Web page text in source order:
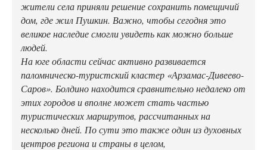
жители села приняли решение сохранить помещичий
дом, где жил Пушкин. Важно, чтобы сегодня это
великое наследие смогли увидеть как можно больше
людей.
На юге области сейчас активно развивается
паломническо-туристский кластер «Арзамас-Дивеево-
Саров». Болдино находится сравнительно недалеко от
этих городов и вполне может стать частью
туристических маршрутов, рассчитанных на
несколько дней. По сути это также один из духовных
центров региона и страны в целом,